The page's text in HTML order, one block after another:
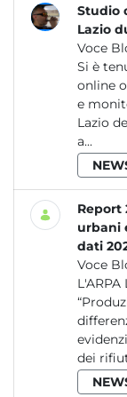
Studio
Lazio
Voce
Si è
online
e
Lazio
a...
Report
urbani
dati
Voce
dei